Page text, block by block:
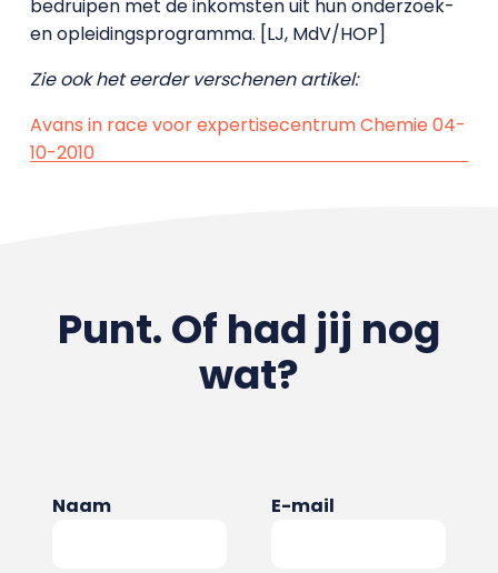
bedruipen met de inkomsten uit hun onderzoek-
en opleidingsprogramma. [LJ, MdV/HOP]
Zie ook het eerder verschenen artikel:
Avans in race voor expertisecentrum Chemie 04-
10-2010
Punt. Of had jij nog
wat?
Naam E-mail